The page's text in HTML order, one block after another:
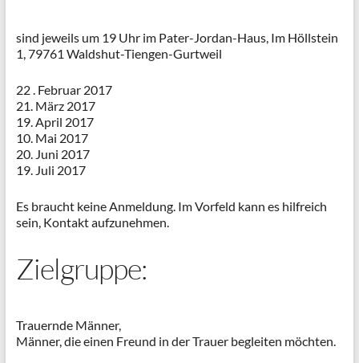
sind jeweils um 19 Uhr im Pater-Jordan-Haus, Im Höllstein
1, 79761 Waldshut-Tiengen-Gurtweil
22 . Februar 2017
21. März 2017
19. April 2017
10. Mai 2017
20. Juni 2017
19. Juli 2017
Es braucht keine Anmeldung. Im Vorfeld kann es hilfreich
sein, Kontakt aufzunehmen.
Zielgruppe:
Trauernde Männer,
Männer, die einen Freund in der Trauer begleiten möchten.